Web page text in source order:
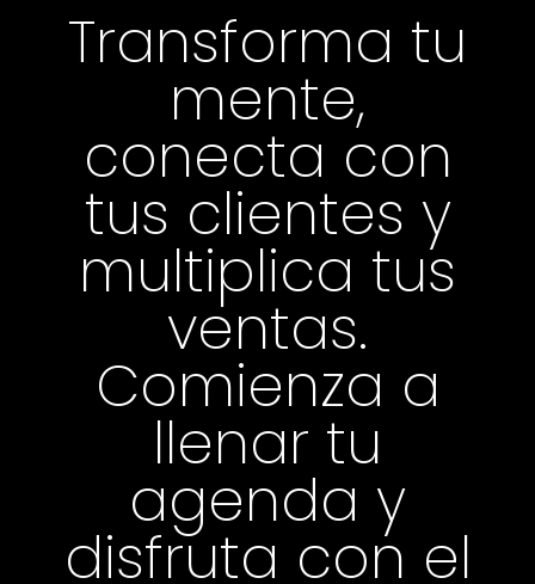
Transforma tu
mente,
conecta con
tus clientes y
multiplica tus
ventas.
Comienza a
llenar tu
agenda y
disfruta con el